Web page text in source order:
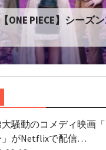
ONE PIECE】シーズ
大騒動のコメディ映画
」がNetflixで配信…